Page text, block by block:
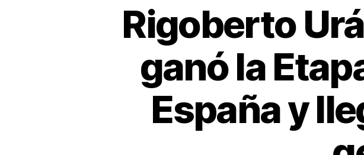
Rigoberto
ganó la
España y